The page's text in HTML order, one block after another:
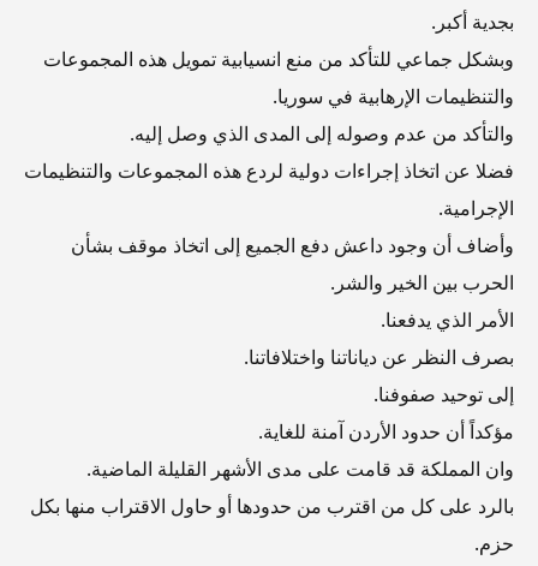
بجدية أكبر.
وبشكل جماعي للتأكد من منع انسيابية تمويل هذه المجموعات
والتنظيمات الإرهابية في سوريا.
والتأكد من عدم وصوله إلى المدى الذي وصل إليه.
فضلا عن اتخاذ إجراءات دولية لردع هذه المجموعات والتنظيمات
الإجرامية.
وأضاف أن وجود داعش دفع الجميع إلى اتخاذ موقف بشأن
الحرب بين الخير والشر.
الأمر الذي يدفعنا.
بصرف النظر عن دياناتنا واختلافاتنا.
إلى توحيد صفوفنا.
مؤكداً أن حدود الأردن آمنة للغاية.
وان المملكة قد قامت على مدى الأشهر القليلة الماضية.
بالرد على كل من اقترب من حدودها أو حاول الاقتراب منها بكل
حزم.